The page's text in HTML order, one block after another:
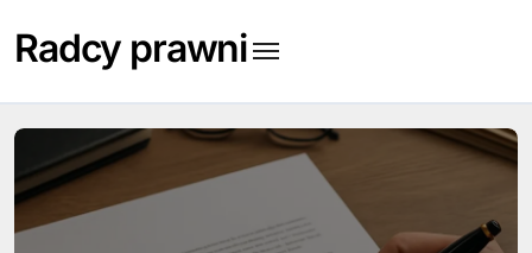
content
Radcy prawni